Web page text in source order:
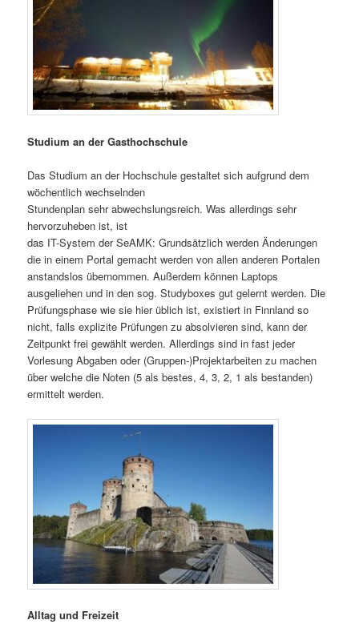
Studium an der Gasthochschule
Das Studium an der Hochschule gestaltet sich aufgrund dem
wöchentlich wechselnden
Stundenplan sehr abwechslungsreich. Was allerdings sehr
hervorzuheben ist, ist
das IT-System der SeAMK: Grundsätzlich werden Änderungen
die in einem Portal gemacht werden von allen anderen Portalen
anstandslos übernommen. Außerdem können Laptops
ausgeliehen und in den sog. Studyboxes gut gelernt werden. Die
Prüfungsphase wie sie hier üblich ist, existiert in Finnland so
nicht, falls explizite Prüfungen zu absolvieren sind, kann der
Zeitpunkt frei gewählt werden. Allerdings sind in fast jeder
Vorlesung Abgaben oder (Gruppen-)Projektarbeiten zu machen
über welche die Noten (5 als bestes, 4, 3, 2, 1 als bestanden)
ermittelt werden.
Alltag und Freizeit